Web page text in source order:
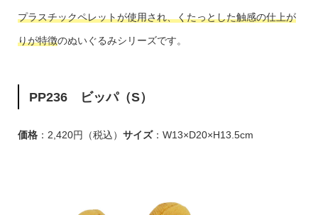
プラスチックペレットが使用され、くたっとした触感の仕上が
りが特徴のぬいぐるみシリーズです。
PP236 ビッパ（S）
価格：2,420円（税込） サイズ：W13×D20×H13.5cm